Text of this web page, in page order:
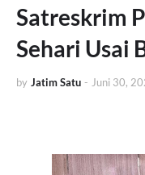
Satreskrim
Sehari Usai
by Jatim Satu - Juni 30,